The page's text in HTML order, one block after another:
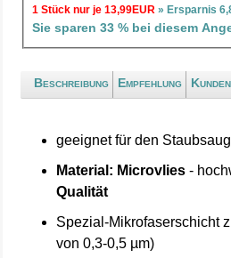
1 Stück nur je 13,99EUR » Ersparnis
Sie sparen 33 % bei diesem
Beschreibung Empfehlung
geeignet für den
Material: Microvlies -
Qualität
Spezial-Mikrofaserschicht
von 0,3-0,5 µm)